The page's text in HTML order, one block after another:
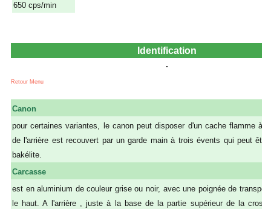
650 cps/min
Identification
Retour Menu
Canon
pour certaines variantes, le canon peut disposer d'un cache flamme à
de l'arrière est recouvert par un garde main à trois évents qui peut
bakélite.
Carcasse
est en aluminium de couleur grise ou noir, avec une poignée de
le haut. A l'arrière , juste à la base de la partie supérieur de la